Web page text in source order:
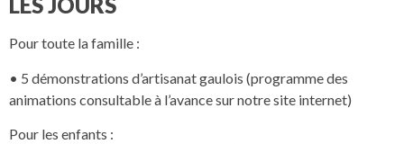
LES JOURS
Pour toute la famille :
• 5 démonstrations d’artisanat gaulois (programme des
animations consultable à l’avance sur notre site internet)
Pour les enfants :